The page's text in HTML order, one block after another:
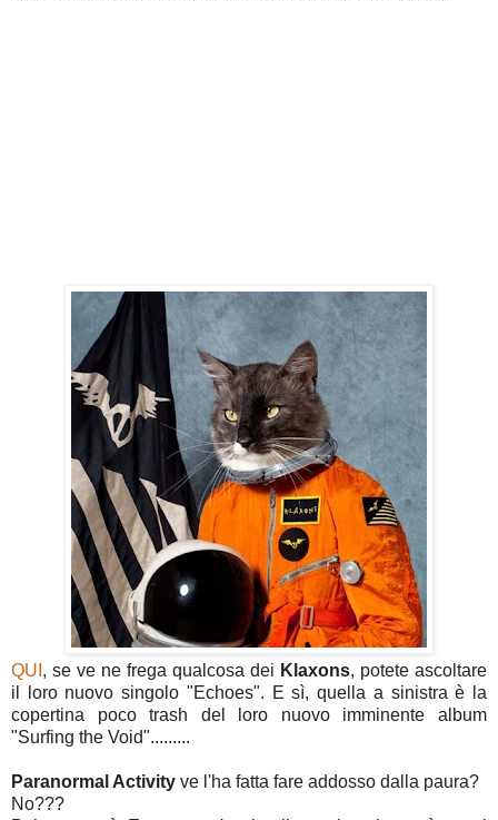
QUI , se ve ne frega qualcosa dei Klaxons, potete ascoltare
il loro nuovo singolo "Echoes". E sì, quella a sinistra è la
copertina poco trash del loro nuovo imminente album
"Surfing the Void".........
Paranormal Activity ve l'ha fatta fare addosso dalla paura?
No???